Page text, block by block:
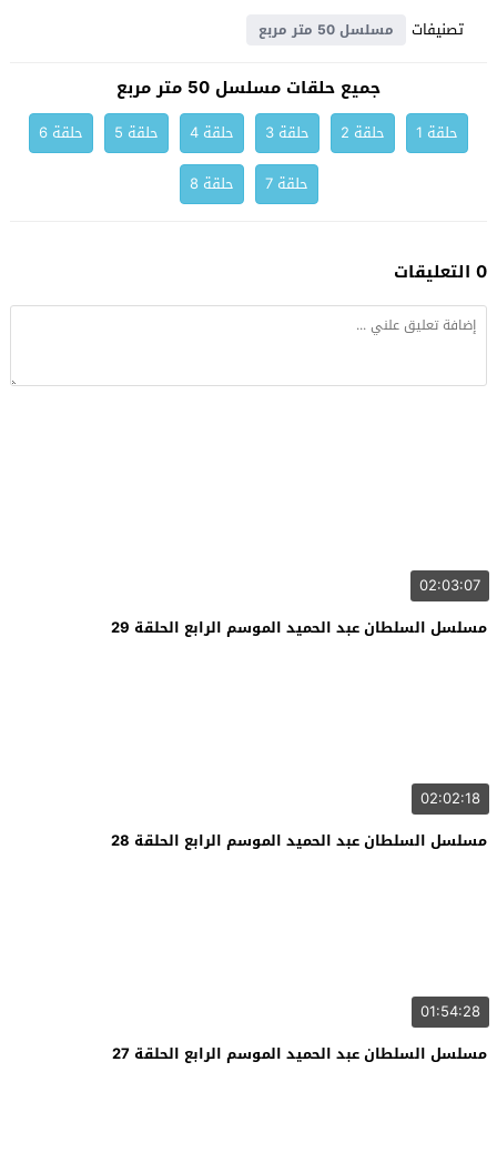
تصنيفات
مسلسل 50 متر مربع
جميع حلقات مسلسل 50 متر مربع
حلقة 1 حلقة 2 حلقة 3 حلقة 4 حلقة 5
حلقة 6
حلقة 7
حلقة 8
0 التعليقات
02:03:07
مسلسل السلطان عبد الحميد الموسم الرابع الحلقة 29
02:02:18
مسلسل السلطان عبد الحميد الموسم الرابع الحلقة 28
01:54:28
مسلسل السلطان عبد الحميد الموسم الرابع الحلقة 27